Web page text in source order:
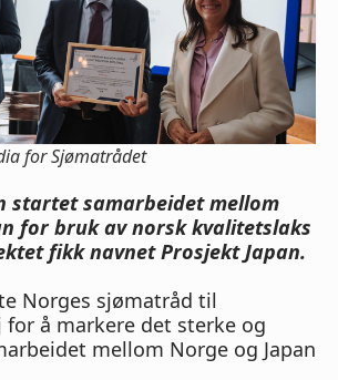
for Sjømatrådet
startet samarbeidet mellom
for bruk av norsk kvalitetslaks
fikk navnet Prosjekt Japan.
Norges sjømatråd til
å markere det sterke og
mellom Norge og Japan